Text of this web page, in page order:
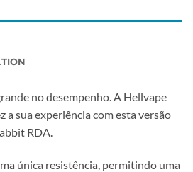
no desempenho. A Hellvape
a sua experiência com esta versão
RDA.
única resistência, permitindo uma